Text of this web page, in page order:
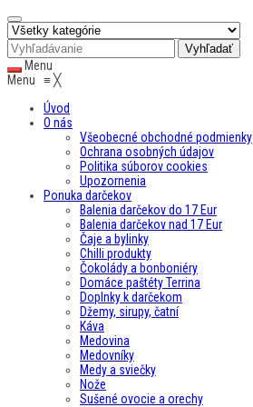
Menu
Menu ≡╳
Úvod
O nás
Všeobecné obchodné podmienky
Ochrana osobných údajov
Politika súborov cookies
Upozornenia
Ponuka darčekov
Balenia darčekov do 17 Eur
Balenia darčekov nad 17 Eur
Čaje a bylinky
Chilli produkty
Čokolády a bonboniéry
Domáce paštéty Terrina
Doplnky k darčekom
Džemy, sirupy, čatní
Káva
Medovina
Medovníky
Medy a sviečky
Nože
Sušené ovocie a orechy